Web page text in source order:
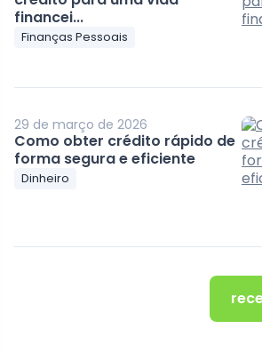
financei...
Finanças Pessoais
29 de março de 2026
Como obter crédito rápido de
forma segura e eficiente
Dinheiro